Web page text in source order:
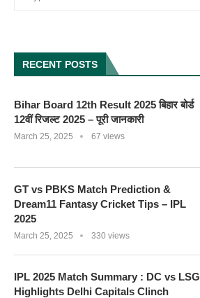
RECENT POSTS
Bihar Board 12th Result 2025 बिहार बोर्ड
12वीं रिजल्ट 2025 – पूरी जानकारी
March 25, 2025 67 views
GT vs PBKS Match Prediction &
Dream11 Fantasy Cricket Tips – IPL
2025
March 25, 2025 330 views
IPL 2025 Match Summary : DC vs LSG
Highlights Delhi Capitals Clinch